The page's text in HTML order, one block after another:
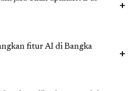
fitur AI di Bangka